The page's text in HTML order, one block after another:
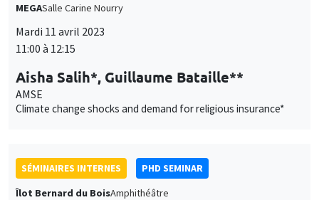
MEGASalle Carine Nourry
Mardi 11 avril 2023
11:00 à 12:15
Aisha Salih*, Guillaume Bataille**
AMSE
Climate change shocks and demand for religious insurance*
SÉMINAIRES INTERNES
PHD SEMINAR
Îlot Bernard du BoisAmphithéâtre